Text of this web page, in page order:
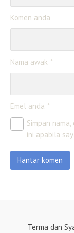
Komen anda
Nama awak
Emel anda
Simpan
ini apabila
Terma dan